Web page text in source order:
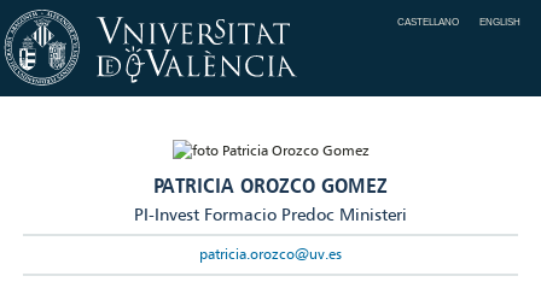
CASTELLANO ENGLISH
PATRICIA OROZCO GOMEZ
PI-Invest Formacio Predoc Ministeri
patricia.orozco@uv.es